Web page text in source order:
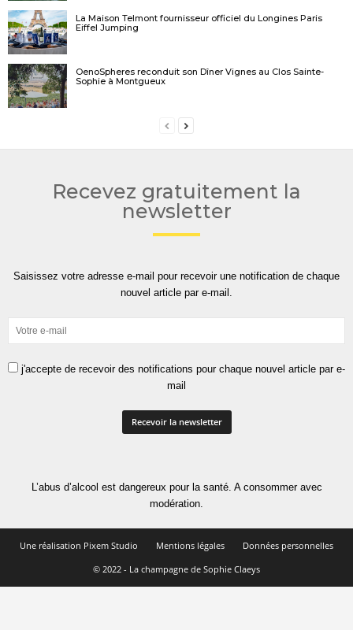
La Maison Telmont fournisseur officiel du Longines Paris
Eiffel Jumping
OenoSpheres reconduit son Dîner Vignes au Clos Sainte-
Sophie à Montgueux
Recevez gratuitement la
newsletter
Saisissez votre adresse e-mail pour recevoir une notification de chaque
nouvel article par e-mail.
j'accepte de recevoir des notifications pour chaque nouvel article par e-
mail
L’abus d’alcool est dangereux pour la santé. A consommer avec
modération.
Une réalisation Pixem Studio Mentions légales
Données personnelles
© 2022 - La champagne de Sophie Claeys